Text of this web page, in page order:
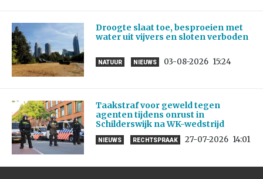
Droogte slaat toe, besproeien met
water uit vijvers en sloten verboden
NATUUR NIEUWS 03-08-2026 15:24
Taakstraf voor geweld tegen
agenten tijdens onrust in
Schilderswijk na WK-wedstrijd
NIEUWS RECHTSPRAAK 27-07-2026 14:01